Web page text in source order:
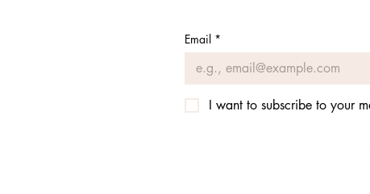
Email *
I want to subscribe to your